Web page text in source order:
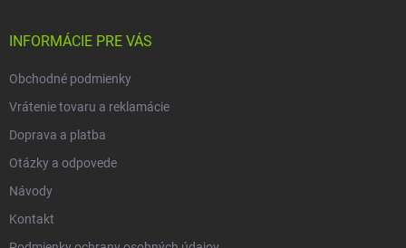
INFORMÁCIE PRE VÁS
Obchodné podmienky
Vrátenie tovaru a reklamácie
Doprava a platba
Otázky a odpovede
Návody
Kontakt